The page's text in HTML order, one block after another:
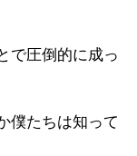
で圧倒的に成っ
僕たちは知って